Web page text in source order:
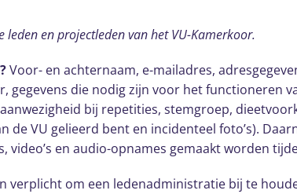
leden en projectleden van het VU-Kamerkoor.
Voor- en achternaam, e-mailadres,
gegevens die nodig zijn voor het functioneren
bij repetities, stemgroep,
de VU gelieerd bent en incidenteel foto’s).
video’s en audio-opnames gemaakt worden
verplicht om een ledenadministratie bij te